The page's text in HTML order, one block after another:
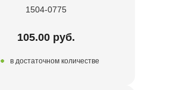
1504-0775
105.00 руб.
в достаточном количестве